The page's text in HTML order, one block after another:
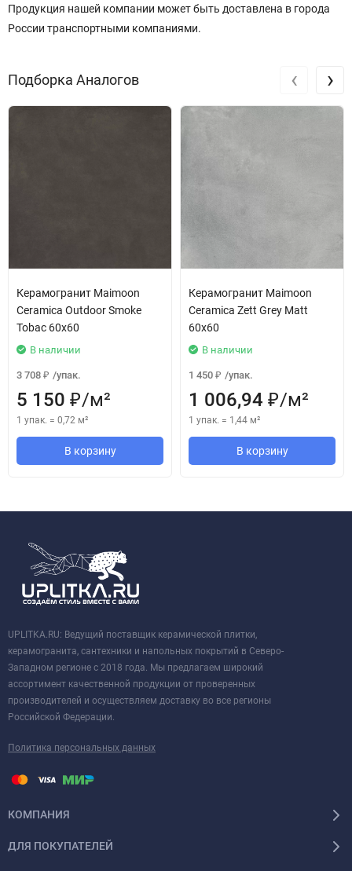
Продукция нашей компании может быть доставлена в города
России транспортными компаниями.
Подборка Аналогов
Керамогранит Maimoon
Ceramica Outdoor Smoke
Tobac 60x60
В наличии
3 708 ₽ /упак.
5 150 ₽/м²
1 упак. = 0,72 м²
В корзину
Керамогранит Maimoon
Ceramica Zett Grey Matt
60х60
В наличии
1 450 ₽ /упак.
1 006,94 ₽/м²
1 упак. = 1,44 м²
В корзину
‹ ›
UPLITKA.RU: Ведущий поставщик керамической плитки,
керамогранита, сантехники и напольных покрытий в Северо-
Западном регионе с 2018 года. Мы предлагаем широкий
ассортимент качественной продукции от проверенных
производителей и осуществляем доставку во все регионы
Российской Федерации.
Политика персональных данных
КОМПАНИЯ
ДЛЯ ПОКУПАТЕЛЕЙ